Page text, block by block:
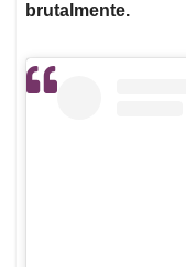
brutalmente.